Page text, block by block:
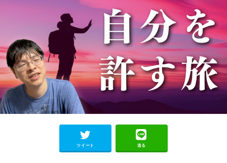
ツイート 送る